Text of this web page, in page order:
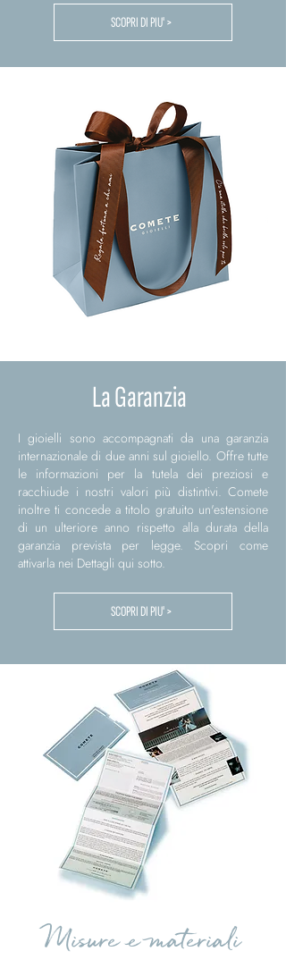
SCOPRI DI PIU' >
La Garanzia
I gioielli sono accompagnati da una garanzia
internazionale di due anni sul gioiello. Offre tutte
le informazioni per la tutela dei preziosi e
racchiude i nostri valori più distintivi. Comete
inoltre ti concede a titolo gratuito un'estensione
di un ulteriore anno rispetto alla durata della
garanzia prevista per legge. Scopri come
attivarla nei Dettagli qui sotto.
SCOPRI DI PIU' >
Misure e materiali